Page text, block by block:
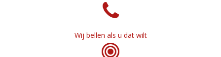
Wij bellen als u dat wilt